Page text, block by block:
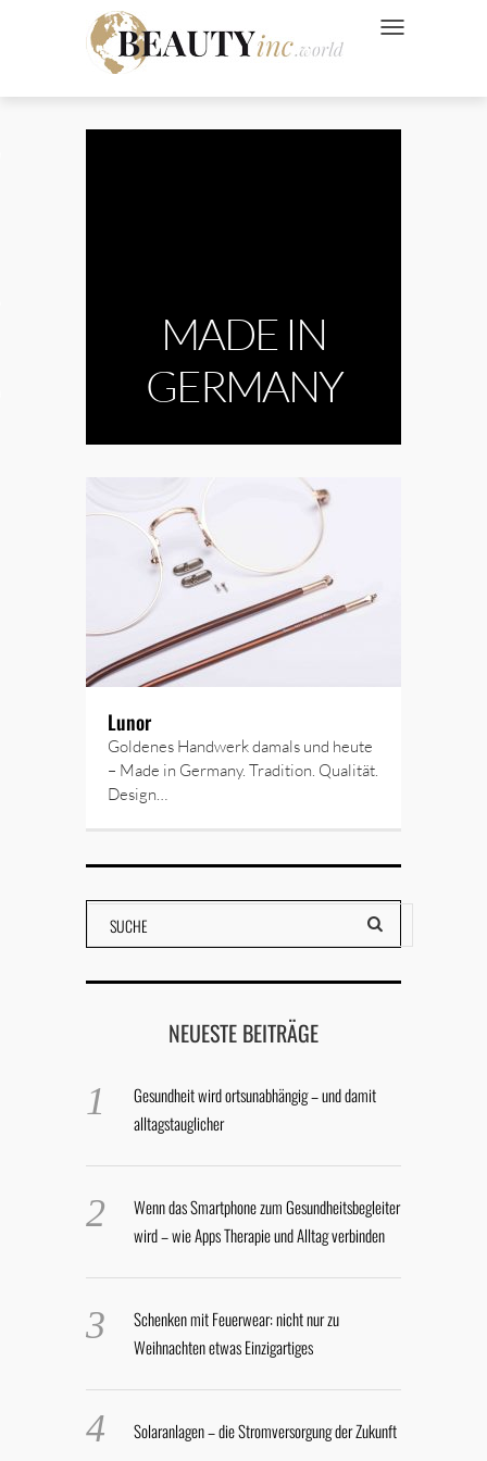
NAVIGATION
MADE IN
GERMANY
Lunor
Goldenes Handwerk damals und heute
– Made in Germany. Tradition. Qualität.
Design…
NEUESTE BEITRÄGE
Gesundheit wird ortsunabhängig – und damit
alltagstauglicher
Wenn das Smartphone zum Gesundheitsbegleiter
wird – wie Apps Therapie und Alltag verbinden
Schenken mit Feuerwear: nicht nur zu
Weihnachten etwas Einzigartiges
Solaranlagen – die Stromversorgung der Zukunft